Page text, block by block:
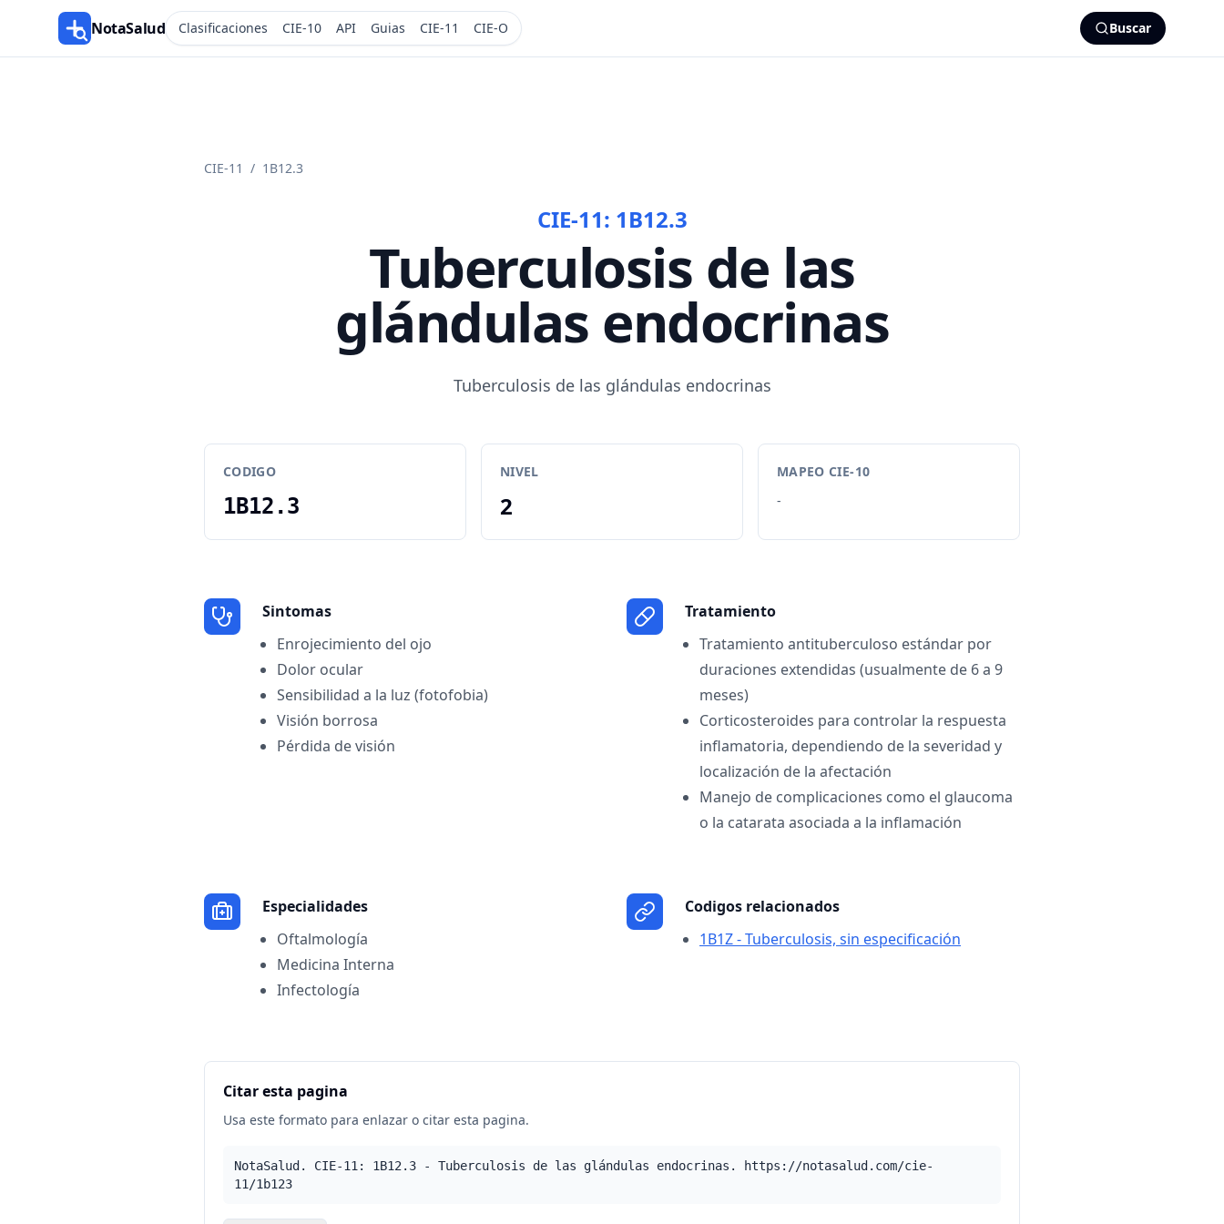
NotaSalud Clasificaciones CIE-10 API Guias CIE-11 CIE-O Buscar
CIE-11 / 1B12.3
CIE-11: 1B12.3
Tuberculosis de las
glándulas endocrinas
Tuberculosis de las glándulas endocrinas
CODIGO
1B12.3
NIVEL
2
MAPEO CIE-10
-
Sintomas
Enrojecimiento del ojo
Dolor ocular
Sensibilidad a la luz (fotofobia)
Visión borrosa
Pérdida de visión
Tratamiento
Tratamiento antituberculoso estándar por
duraciones extendidas (usualmente de 6 a 9
meses)
Corticosteroides para controlar la respuesta
inflamatoria, dependiendo de la severidad y
localización de la afectación
Manejo de complicaciones como el glaucoma
o la catarata asociada a la inflamación
Especialidades
Oftalmología
Medicina Interna
Infectología
Codigos relacionados
1B1Z - Tuberculosis, sin especificación
Citar esta pagina
Usa este formato para enlazar o citar esta pagina.
NotaSalud. CIE-11: 1B12.3 - Tuberculosis de las glándulas endocrinas. https://notasalud.com/cie-
11/1b123